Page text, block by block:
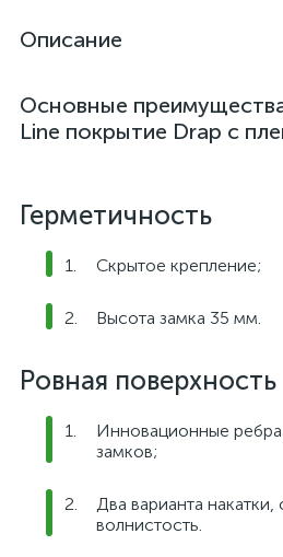
Описание
Основные
Line покрытие Drap с
Герметичность
Скрытое крепление;
Высота замка 35 мм.
Ровная поверхность
Инновационные
замков;
Два варианта
волнистость.